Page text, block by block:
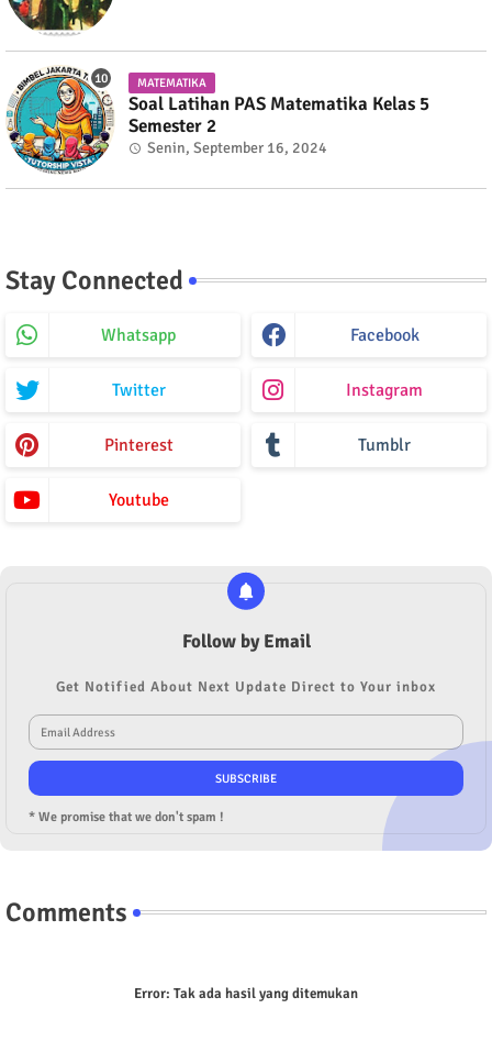
MATEMATIKA
Soal Latihan PAS Matematika Kelas 5
Semester 2
Senin, September 16, 2024
Stay Connected
Whatsapp Facebook
Twitter Instagram
Pinterest Tumblr
Youtube
Follow by Email
Get Notified About Next Update Direct to Your inbox
* We promise that we don't spam !
Comments
Error: Tak ada hasil yang ditemukan